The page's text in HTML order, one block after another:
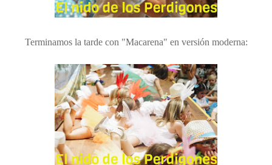
Terminamos la tarde con "Macarena" en versión moderna: